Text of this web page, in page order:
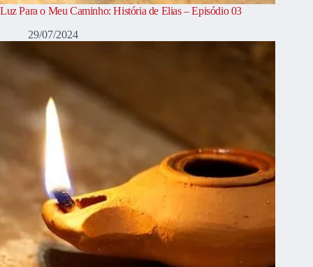
Luz Para o Meu Caminho: História de Elias – Episódio 03
29/07/2024